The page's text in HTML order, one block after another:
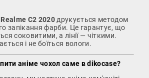
C2 2020 друкується методом
запікання фарби. Це гарантує, що
соковитими, а лінії — чіткими.
і не боїться вологи.
аніме чохол саме в dikocase?